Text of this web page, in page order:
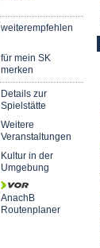
weiterempfehlen
für mein SK
merken
Details zur
Spielstätte
Weitere
Veranstaltungen
Kultur in der
Umgebung
AnachB
Routenplaner